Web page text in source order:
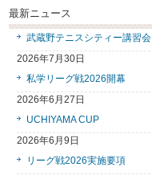
最新ニュース
武蔵野テニスシティー講習会
2026年7月30日
私学リーグ戦2026開幕
2026年6月27日
UCHIYAMA CUP
2026年6月9日
リーグ戦2026実施要項